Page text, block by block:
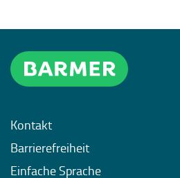
Kontakt
Barrierefreiheit
Einfache Sprache